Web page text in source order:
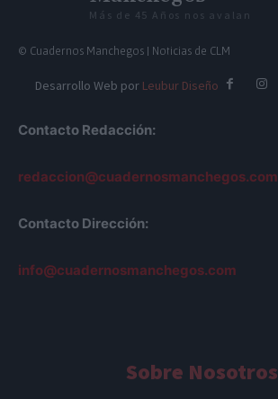
Más de 45 Años nos avalan
© Cuadernos Manchegos | Noticias de CLM
Desarrollo Web por Leubur Diseño
Contacto Redacción:
redaccion@cuadernosmanchegos.com
Contacto Dirección:
info@cuadernosmanchegos.com
Sobre Nosotros